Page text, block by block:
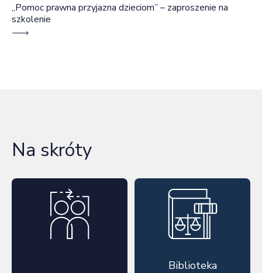
„Pomoc prawna przyjazna dzieciom” – zaproszenie na
szkolenie
Na skróty
Biblioteka